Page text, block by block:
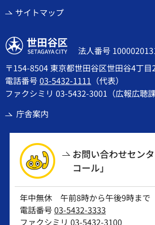
サイトマップ
世田谷区
法人番号
〒154-8504 東京都世田谷区世田谷4丁
電話番号03-5432-1111 （代表）
ファクシミリ 03-5432-3001（広報広聴課
庁舎案内
お問い合わせセン
コール」
年中無休 午前8時から午後9時まで
電話番号03-5432-3333
ファクシミリ 03-5432-3100